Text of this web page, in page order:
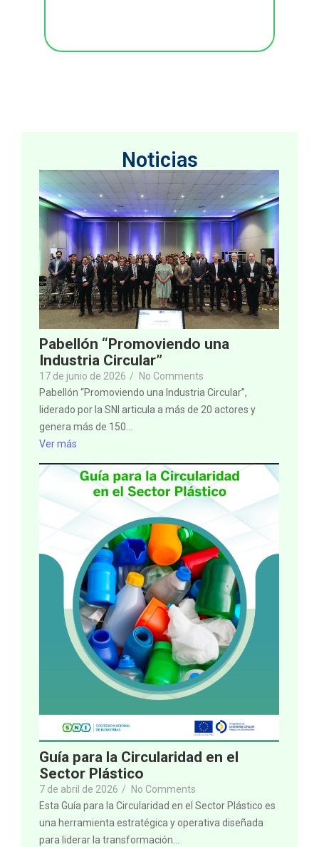
Noticias
Pabellón “Promoviendo una
Industria Circular”
17 de junio de 2026 /
No Comments
Pabellón “Promoviendo una Industria Circular”,
liderado por la SNI articula a más de 20 actores y
genera más de 150...
Ver más
Guía para la Circularidad en el
Sector Plástico
7 de abril de 2026 /
No Comments
Esta Guía para la Circularidad en el Sector Plástico es
una herramienta estratégica y operativa diseñada
para liderar la transformación...